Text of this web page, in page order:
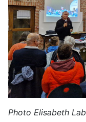
Photo Elisabeth